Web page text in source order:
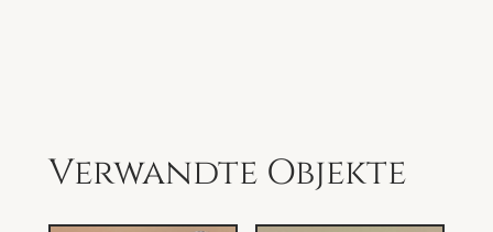
Verwandte Objekte